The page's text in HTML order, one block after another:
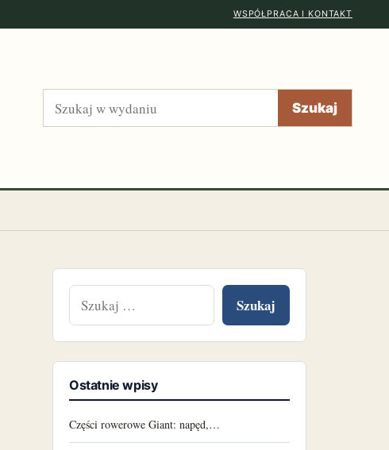
WSPÓŁPRACA I KONTAKT
Szukaj Szukaj
Ostatnie wpisy
Części rowerowe Giant: napęd,…